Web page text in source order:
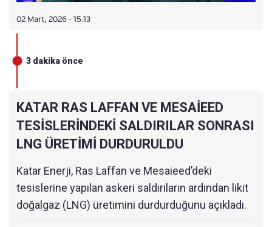
02 Mart, 2026 - 15:13
3 dakika önce
KATAR RAS LAFFAN VE MESAİEED
TESİSLERİNDEKİ SALDIRILAR SONRASI
LNG ÜRETİMİ DURDURULDU
Katar Enerji, Ras Laffan ve Mesaieed’deki
tesislerine yapılan askeri saldırıların ardından likit
doğalgaz (LNG) üretimini durdurduğunu açıkladı.